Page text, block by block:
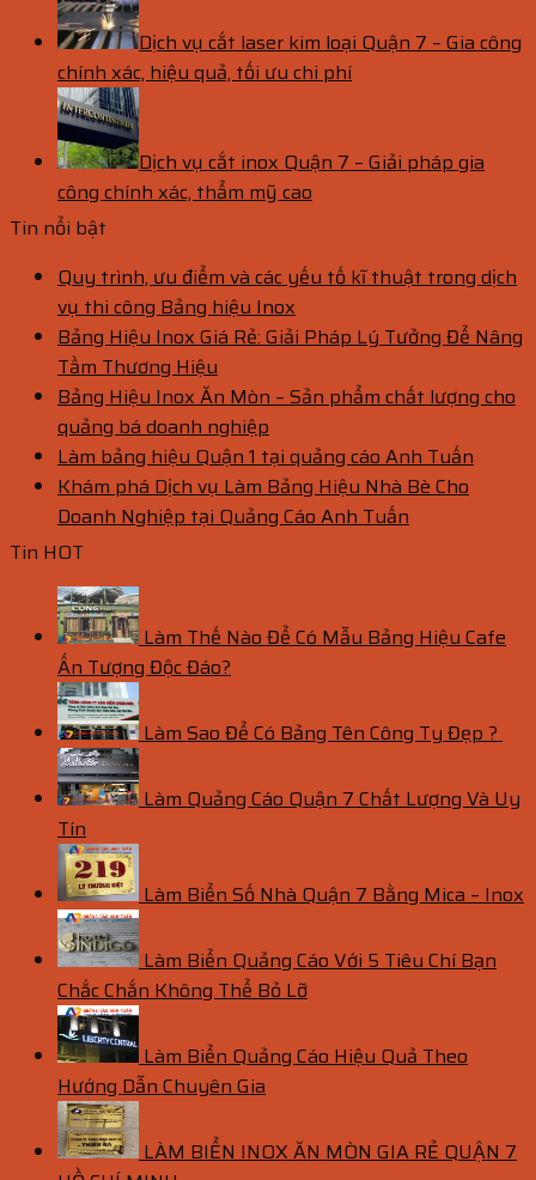
Dịch vụ cắt laser kim loại Quận 7 – Gia công
chính xác, hiệu quả, tối ưu chi phí
Dịch vụ cắt inox Quận 7 – Giải pháp gia
công chính xác, thẩm mỹ cao
Tin nổi bật
Quy trình, ưu điểm và các yếu tố kĩ thuật trong dịch
vụ thi công Bảng hiệu Inox
Bảng Hiệu Inox Giá Rẻ: Giải Pháp Lý Tưởng Để Nâng
Tầm Thương Hiệu
Bảng Hiệu Inox Ăn Mòn – Sản phẩm chất lượng cho
quảng bá doanh nghiệp
Làm bảng hiệu Quận 1 tại quảng cáo Anh Tuấn
Khám phá Dịch vụ Làm Bảng Hiệu Nhà Bè Cho
Doanh Nghiệp tại Quảng Cáo Anh Tuấn
Tin HOT
Làm Thế Nào Để Có Mẫu Bảng Hiệu Cafe
Ấn Tượng Độc Đáo?
Làm Sao Để Có Bảng Tên Công Ty Đẹp ?
Làm Quảng Cáo Quận 7 Chất Lượng Và Uy
Tín
Làm Biển Số Nhà Quận 7 Bằng Mica – Inox
Làm Biển Quảng Cáo Với 5 Tiêu Chí Bạn
Chắc Chắn Không Thể Bỏ Lỡ
Làm Biển Quảng Cáo Hiệu Quả Theo
Hướng Dẫn Chuyên Gia
LÀM BIỂN INOX ĂN MÒN GIA RẺ QUẬN 7